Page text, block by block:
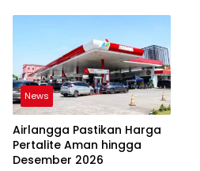
News
Airlangga Pastikan Harga
Pertalite Aman hingga
Desember 2026